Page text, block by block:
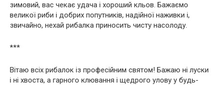
зимовий, вас чекає удача і хороший кльов. Бажаємо
великої риби і добрих попутників, надійної наживки і,
звичайно, нехай рибалка приносить чисту насолоду.
***
Вітаю всіх рибалок із професійним святом! Бажаю ні луски
і ні хвоста, а гарного клювання і щедрого улову у будь-